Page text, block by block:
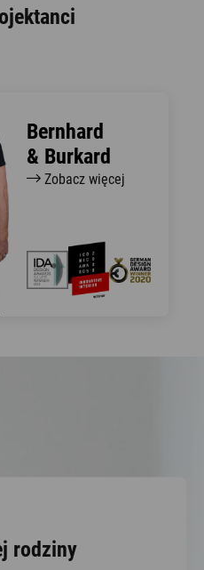
Bernhard
& Burkard
Zobacz więcej
rodziny